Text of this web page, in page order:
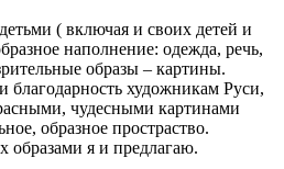
( включая и своих детей и
наполнение: одежда, речь,
образы – картины.
художникам Руси,
чудесными картинами
образное простраство.
образами я и предлагаю.